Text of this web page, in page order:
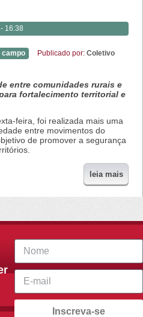
16:38
campo Publicado por: Coletivo
entre comunidades rurais e
fortalecimento territorial e
feira, foi realizada mais uma
entre movimentos do
de promover a segurança
leia mais
Inscreva-se